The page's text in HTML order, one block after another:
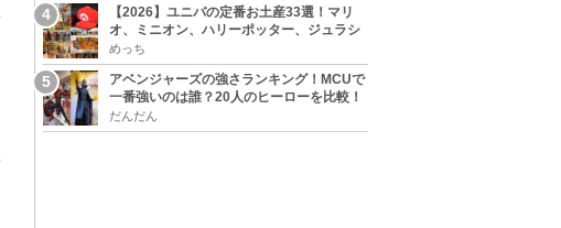
【2026】ユニバの定番お土産33選！マリ
オ、ミニオン、ハリーポッター、ジュラシ
ックパーク、セサミ、SINGなどのグッズ情
報
めっち
アベンジャーズの強さランキング！MCUで
一番強いのは誰？20人のヒーローを比較！
だんだん